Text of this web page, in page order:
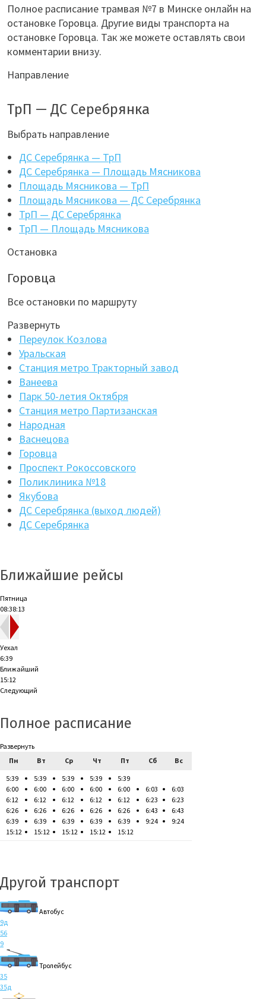
Полное расписание трамвая №7 в Минске онлайн на
остановке Горовца. Другие виды транспорта на
остановке Горовца. Так же можете оставлять свои
комментарии внизу.
Направление
ТрП — ДС Серебрянка
Выбрать направление
ДС Серебрянка — ТрП
ДС Серебрянка — Площадь Мясникова
Площадь Мясникова — ТрП
Площадь Мясникова — ДС Серебрянка
ТрП — ДС Серебрянка
ТрП — Площадь Мясникова
Остановка
Горовца
Все остановки по маршруту
Развернуть
Переулок Козлова
Уральская
Станция метро Тракторный завод
Ванеева
Парк 50-летия Октября
Станция метро Партизанская
Народная
Васнецова
Горовца
Проспект Рокоссовского
Поликлиника №18
Якубова
ДС Серебрянка (выход людей)
ДС Серебрянка
Ближайшие рейсы
Пятница
08:38:14
Уехал
6:39
Ближайший
15:12
Следующий
Полное расписание
Развернуть
Пн
Вт Ср Чт Пт Сб
Вс
5:39
6:00
6:12
6:26
6:39
15:12
5:39
6:00
6:12
6:26
6:39
15:12
5:39
6:00
6:12
6:26
6:39
15:12
5:39
6:00
6:12
6:26
6:39
15:12
5:39
6:00
6:12
6:26
6:39
15:12
6:03
6:23
6:43
9:24
6:03
6:23
6:43
9:24
Другой транспорт
Автобус
9д
56
9
Тролейбус
35
35д